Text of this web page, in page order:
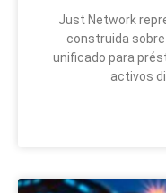
Just Network
construida
unificado para
activos